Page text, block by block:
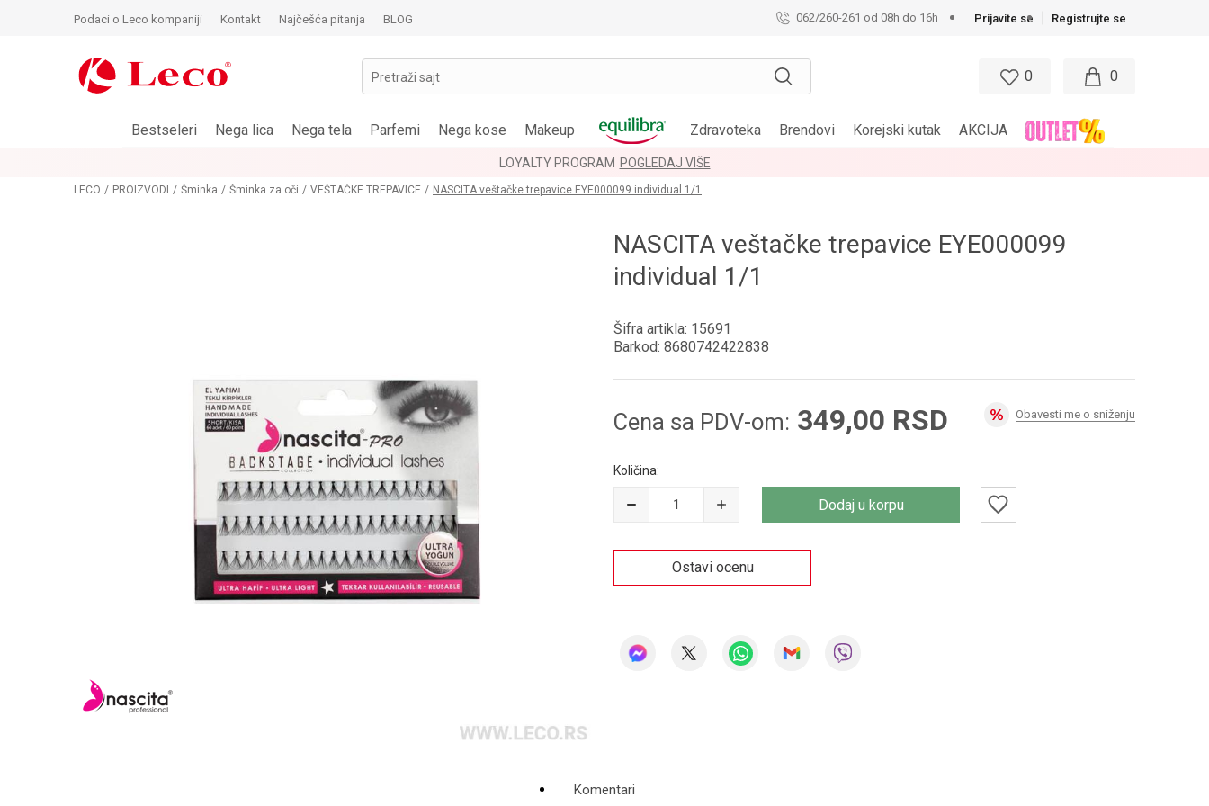
Podaci o Leco kompaniji Kontakt Najčešća pitanja BLOG Prijavite se Registrujte se
062/260-261 od 08h do 16h
Pretraži sajt 0
0
Bestseleri Nega lica Nega tela Parfemi Nega kose Makeup Zdravoteka Brendovi Korejski kutak AKCIJA
LOYALTY PROGRAM POGLEDAJ VIŠE
LECO PROIZVODI Šminka Šminka za oči VEŠTAČKE TREPAVICE NASCITA veštačke trepavice EYE000099 individual 1/1
NASCITA veštačke trepavice EYE000099
individual 1/1
Šifra artikla: 15691
Barkod: 8680742422838
Cena sa PDV-om: 349,00 RSD Obavesti me o sniženju
Količina:
Dodaj u korpu
Ostavi ocenu
Komentari